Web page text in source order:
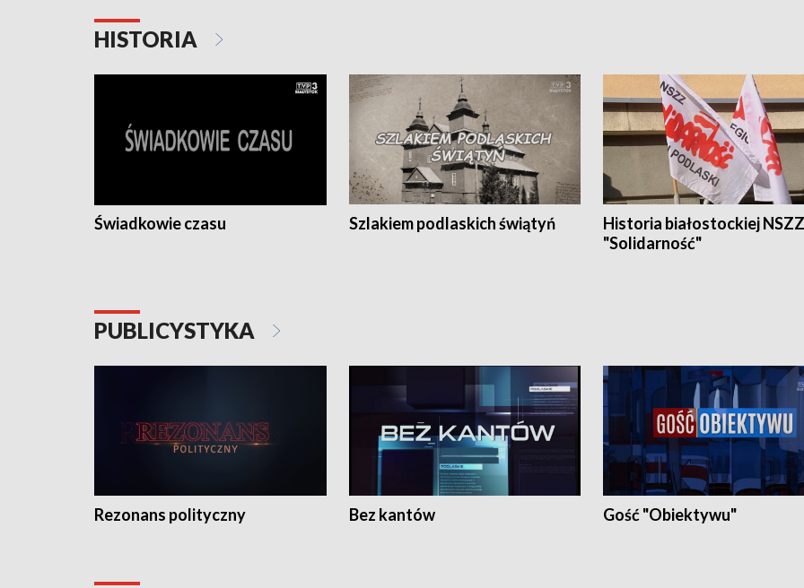
HISTORIA
Świadkowie czasu Szlakiem podlaskich świątyń
Historia białostockiej NSZZ
"Solidarność"
PUBLICYSTYKA
Rezonans polityczny Bez kantów Gość "Obiektywu"